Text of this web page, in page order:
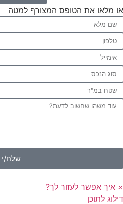
מלאו את הטופס המצורף למטה
שלח/י
איך אפשר לעזור לך?
לתוכן